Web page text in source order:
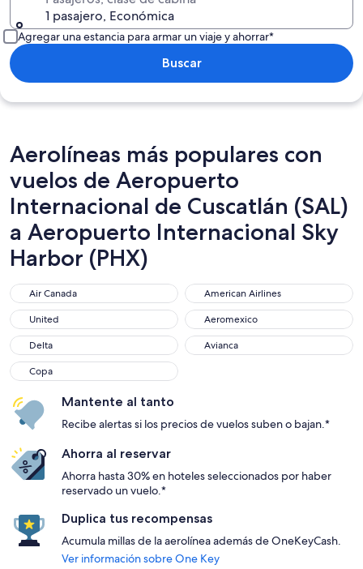
1 pasajero, Económica
Agregar una estancia para armar un viaje y ahorrar*
Buscar
Aerolíneas más populares con
vuelos de Aeropuerto
Internacional de Cuscatlán (SAL)
a Aeropuerto Internacional Sky
Harbor (PHX)
Air Canada
Air Canada American Airlines
American Airlines
United
United Aeromexico
Aeromexico
Delta
Delta Avianca
Avianca
Copa
Copa
Mantente al tanto
Recibe alertas si los precios de vuelos suben o bajan.*
Ahorra al reservar
Ahorra hasta 30% en hoteles seleccionados por haber
reservado un vuelo.*
Duplica tus recompensas
Acumula millas de la aerolínea además de OneKeyCash.
Ver información sobre One Key